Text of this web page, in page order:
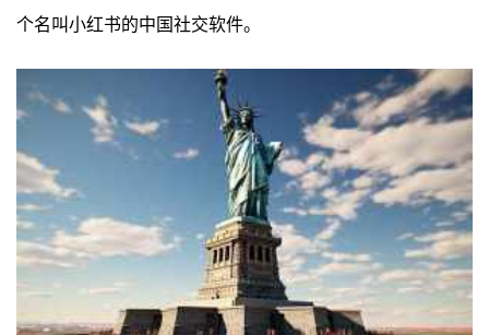
个名叫小红书的中国社交软件。